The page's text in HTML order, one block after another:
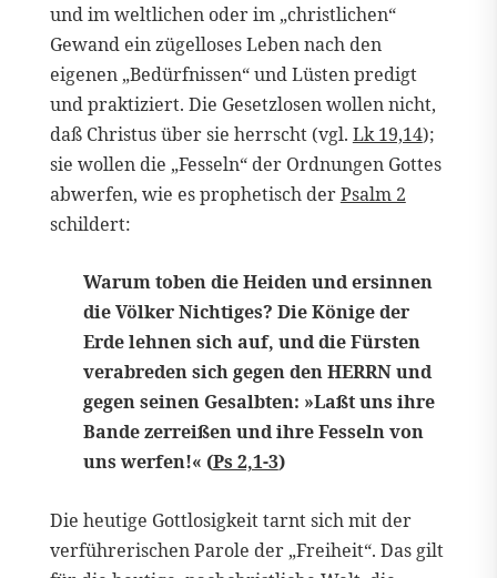
und im weltlichen oder im „christlichen“
Gewand ein zügelloses Leben nach den
eigenen „Bedürfnissen“ und Lüsten predigt
und praktiziert. Die Gesetzlosen wollen nicht,
daß Christus über sie herrscht (vgl. Lk 19,14);
sie wollen die „Fesseln“ der Ordnungen Gottes
abwerfen, wie es prophetisch derPsalm 2
schildert:
Warum toben die Heiden und ersinnen
die Völker Nichtiges? Die Könige der
Erde lehnen sich auf, und die Fürsten
verabreden sich gegen den HERRN und
gegen seinen Gesalbten: »Laßt uns ihre
Bande zerreißen und ihre Fesseln von
uns werfen!« (Ps 2,1-3)
Die heutige Gottlosigkeit tarnt sich mit der
verführerischen Parole der „Freiheit“. Das gilt